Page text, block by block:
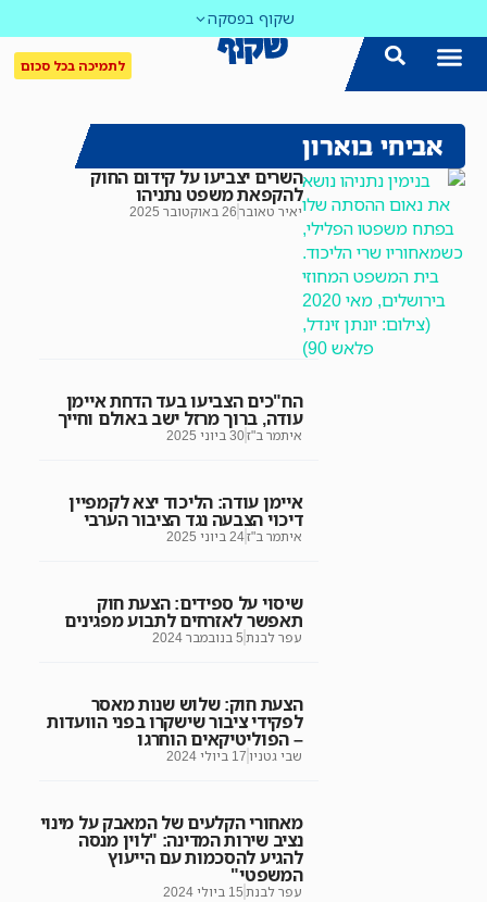
שקוף בפסקה
לתמיכה בכל סכום
אביחי בוארון
השרים יצביעו על קידום החוק
להקפאת משפט נתניהו
יאיר טאובר26 באוקטובר 2025
הח"כים הצביעו בעד הדחת איימן
עודה, ברוך מרזל ישב באולם וחייך
איתמר ב"ז30 ביוני 2025
איימן עודה: הליכוד יצא לקמפיין
דיכוי הצבעה נגד הציבור הערבי
איתמר ב"ז24 ביוני 2025
שיסוי על ספידים: הצעת חוק
תאפשר לאזרחים לתבוע מפגינים
עפר לבנת5 בנובמבר 2024
הצעת חוק: שלוש שנות מאסר
לפקידי ציבור שישקרו בפני הוועדות
– הפוליטיקאים הוחרגו
שבי גטניו 17 ביולי 2024
מאחורי הקלעים של המאבק על מינוי
נציב שירות המדינה: "לוין מנסה
להגיע להסכמות עם הייעוץ
המשפטי"
עפר לבנת15 ביולי 2024